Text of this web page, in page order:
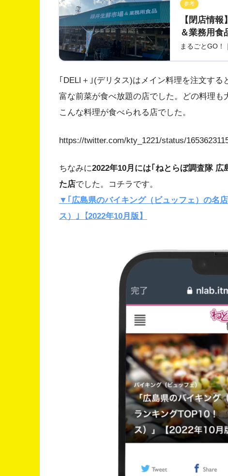
参考
【閉店情
＆業務用食
みたい。い
まるごとGO！
｢DELI＋｣(デリタス)はメイン料理を注文す
富な前菜が食べ放題の店でした。どの料理も
こんな料理が食べられる店でした。
https://twitter.com/kty_1221/status/
ちなみに2022年10月には｢ねとらぼ調査隊
た店でした。コチラです。
▼｢広島県のバイキング（ビュッフェ）の名
ス）｣【2022年10月版】